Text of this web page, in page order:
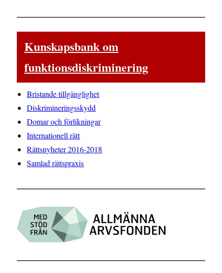
Kunskapsbank om
funktionsdiskriminering
Bristande tillgänglighet
Diskrimineringsskydd
Domar och förlikningar
Internationell rätt
Rättsnyheter 2016-2018
Samlad rättspraxis